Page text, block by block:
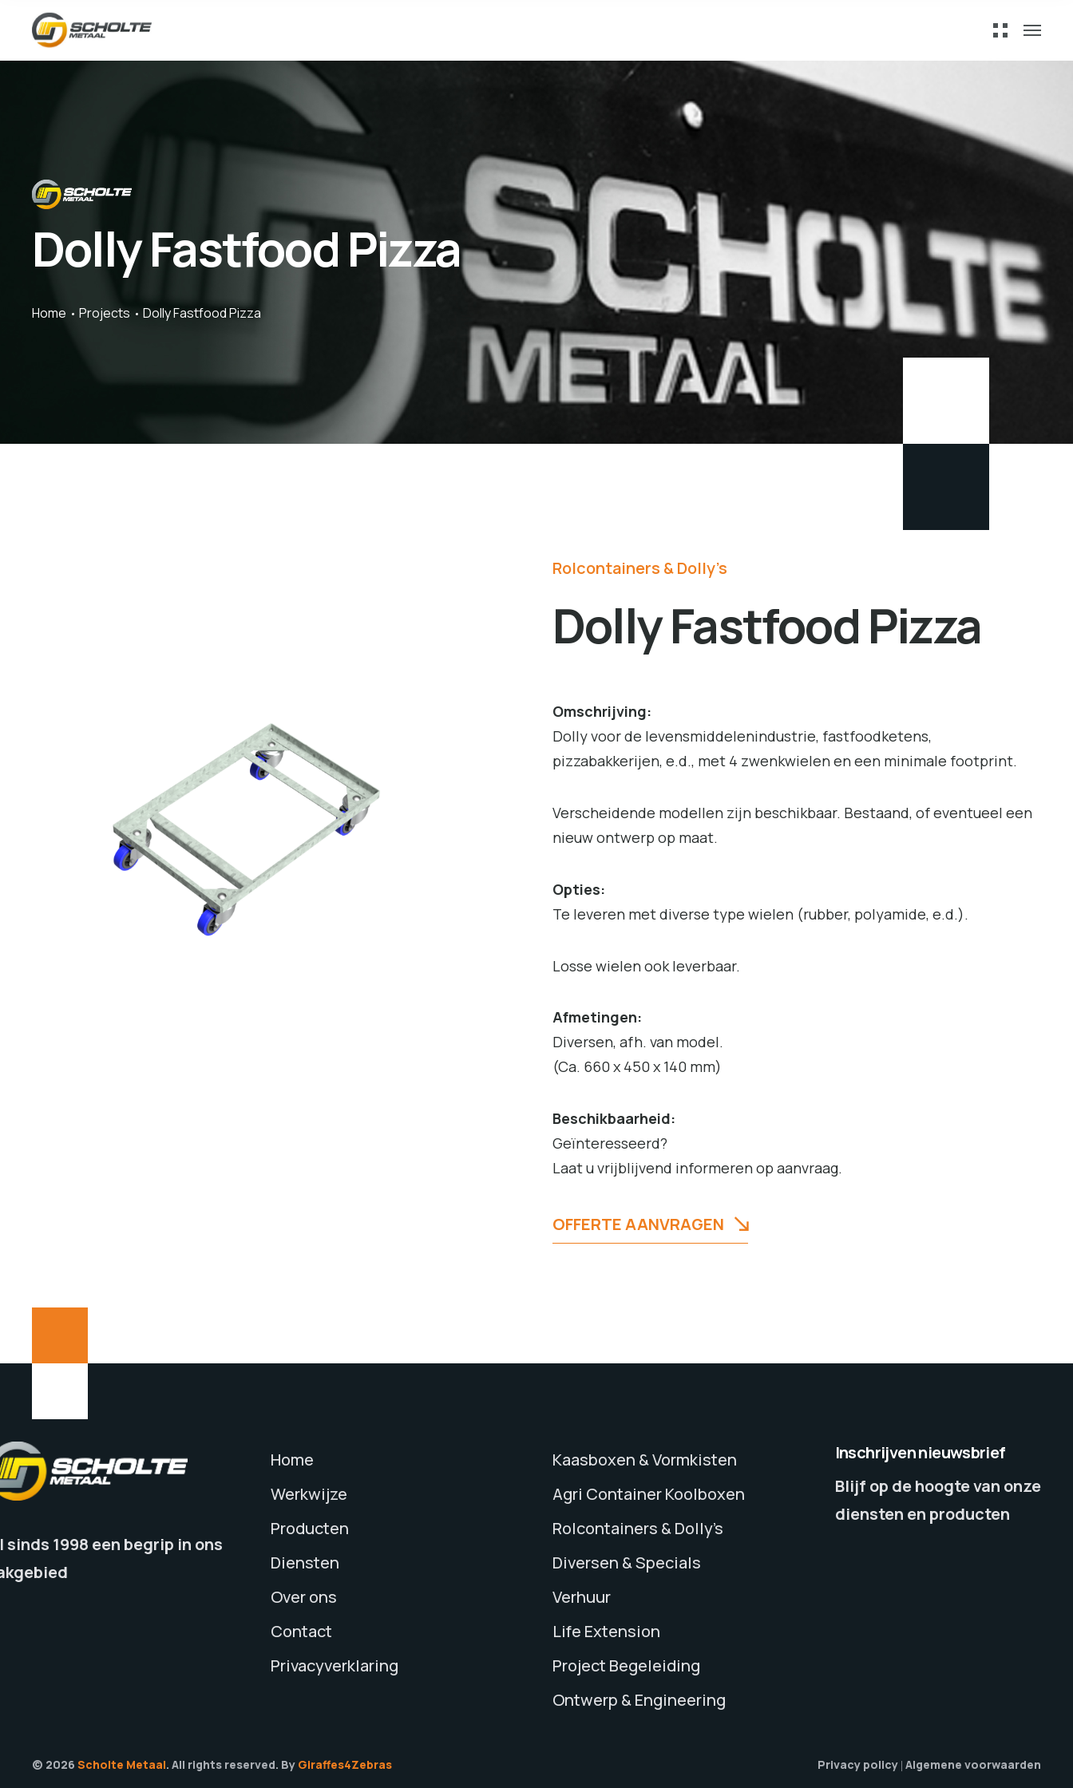
Dolly Fastfood Pizza
Home Projects Dolly Fastfood Pizza
Rolcontainers & Dolly’s
Dolly Fastfood Pizza
Omschrijving:
Dolly voor de levensmiddelenindustrie, fastfoodketens,
pizzabakkerijen, e.d., met 4 zwenkwielen en een minimale footprint.
Verscheidende modellen zijn beschikbaar. Bestaand, of eventueel een
nieuw ontwerp op maat.
Opties:
Te leveren met diverse type wielen (rubber, polyamide, e.d.).
Losse wielen ook leverbaar.
Afmetingen:
Diversen, afh. van model.
(Ca. 660 x 450 x 140 mm)
Beschikbaarheid:
Geïnteresseerd?
Laat u vrijblijvend informeren op aanvraag.
OFFERTE AANVRAGEN
sinds 1998 een begrip in ons
Home
Werkwijze
Producten
Diensten
Over ons
Contact
Privacyverklaring
Kaasboxen & Vormkisten
Agri Container Koolboxen
Rolcontainers & Dolly’s
Diversen & Specials
Verhuur
Life Extension
Project Begeleiding
Ontwerp & Engineering
Inschrijven nieuwsbrief
Blijf op de hoogte van onze
diensten en producten
© 2026 Scholte Metaal. All rights reserved. By Giraffes4Zebras Privacy policy Algemene voorwaarden